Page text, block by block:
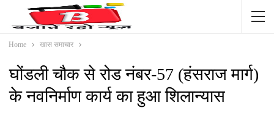
Home खास समाचार
घोंडली चौक से रोड नंबर-57 (हंसराज मार्ग)
के नवनिर्माण कार्य का हुआ शिलान्यास